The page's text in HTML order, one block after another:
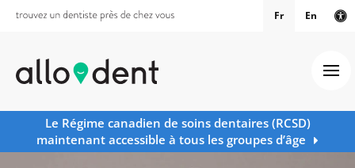
Fr En
Le Régime canadien de soins dentaires (RCSD)
maintenant accessible à tous les groupes d’âge